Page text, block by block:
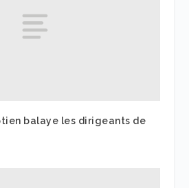
balaye les dirigeants de